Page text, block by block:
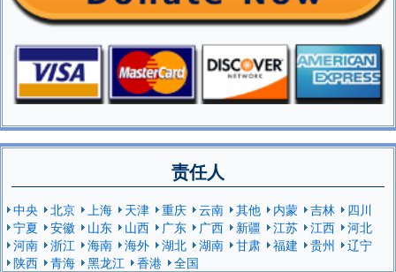
责任人
中央 北京 上海 天津 重庆 云南 其他 内蒙 吉林
四川
宁夏
安徽 山东 山西 广东 广西 新疆 江苏 江西
河北
河南
浙江 海南 海外 湖北 湖南 甘肃 福建 贵州
辽宁
陕西
青海 黑龙江 香港 全国